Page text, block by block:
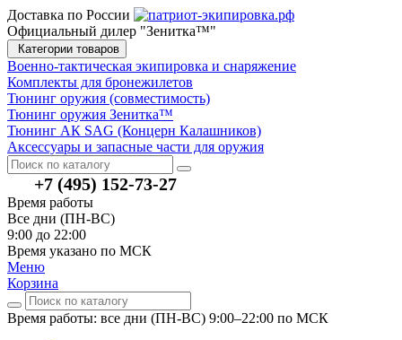
Доставка по России
Официальный дилер "Зенитка™"
Категории товаров
Военно-тактическая экипировка и снаряжение
Комплекты для бронежилетов
Тюнинг оружия (совместимость)
Тюнинг оружия Зенитка™
Тюнинг АК SAG (Концерн Калашников)
Аксессуары и запасные части для оружия
+7 (495) 152-73-27
Время работы
Все дни (ПН-ВС)
9:00 до 22:00
Время указано по МСК
Меню
Корзина
Время работы: все дни (ПН-ВС) 9:00–22:00 по МСК